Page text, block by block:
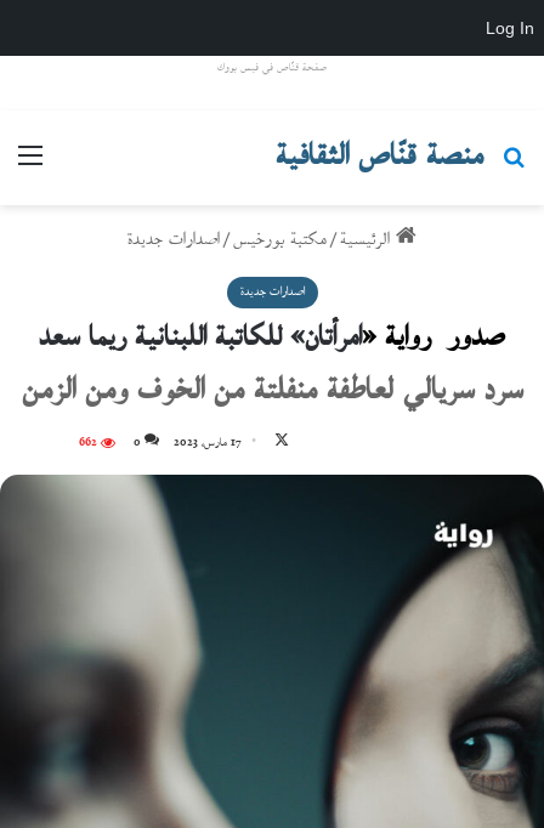
Log In
صفحة قنّاص في فيس بووك
منصة قنّاص الثقافية
بحث عن
الرئيسية/مكتبة بورخيس/اصدارات جديدة
اصدارات جديدة
صدور رواية «امرأتان» للكاتبة اللبنانية ريما سعد
سرد سريالي لعاطفة منفلتة من الخوف ومن الزمن
على
17 مارس، 2023 0
662